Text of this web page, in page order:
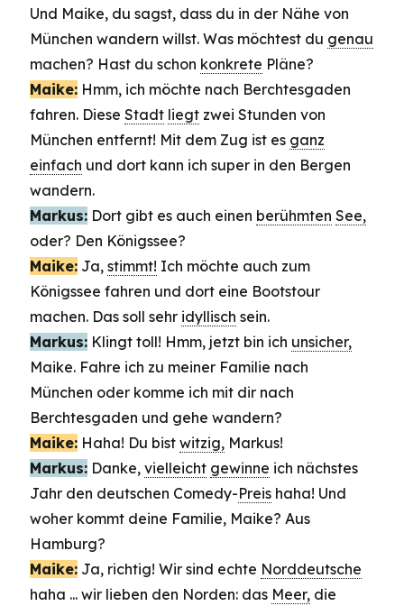
Und Maike, du sagst, dass du in der Nähe von
München wandern willst. Was möchtest du genau
machen? Hast du schon konkrete Pläne?
Maike: Hmm, ich möchte nach Berchtesgaden
fahren. Diese Stadt liegt zwei Stunden von
München entfernt! Mit dem Zug ist es ganz
einfach und dort kann ich super in den Bergen
wandern.
Markus: Dort gibt es auch einen berühmten See,
oder? Den Königssee?
Maike: Ja, stimmt! Ich möchte auch zum
Königssee fahren und dort eine Bootstour
machen. Das soll sehr idyllisch sein.
Markus: Klingt toll! Hmm, jetzt bin ich unsicher,
Maike. Fahre ich zu meiner Familie nach
München oder komme ich mit dir nach
Berchtesgaden und gehe wandern?
Maike: Haha! Du bist witzig, Markus!
Markus: Danke, vielleicht gewinne ich nächstes
Jahr den deutschen Comedy-Preis haha! Und
woher kommt deine Familie, Maike? Aus
Hamburg?
Maike: Ja, richtig! Wir sind echte Norddeutsche
haha ... wir lieben den Norden: das Meer, die